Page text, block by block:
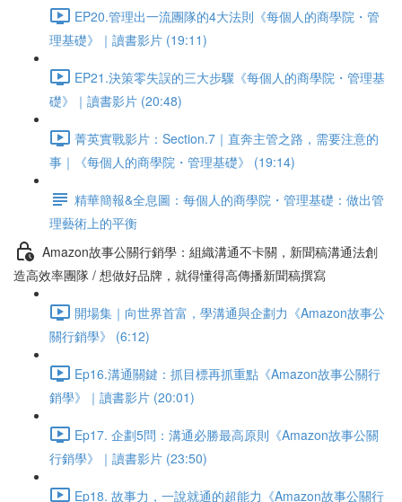
EP20.管理出一流團隊的4大法則《每個人的商學院・管
理基礎》｜讀書影片 (19:11)
EP21.決策零失誤的三大步驟《每個人的商學院・管理基
礎》｜讀書影片 (20:48)
菁英實戰影片：Section.7｜直奔主管之路，需要注意的
事｜《每個人的商學院・管理基礎》 (19:14)
精華簡報&全息圖：每個人的商學院・管理基礎：做出管
理藝術上的平衡
Amazon故事公關行銷學：組織溝通不卡關，新聞稿溝通法創
造高效率團隊 / 想做好品牌，就得懂得高傳播新聞稿撰寫
開場集｜向世界首富，學溝通與企劃力《Amazon故事公
關行銷學》 (6:12)
Ep16.溝通關鍵：抓目標再抓重點《Amazon故事公關行
銷學》｜讀書影片 (20:01)
Ep17. 企劃5問：溝通必勝最高原則《Amazon故事公關
行銷學》｜讀書影片 (23:50)
Ep18. 故事力，一說就通的超能力《Amazon故事公關行